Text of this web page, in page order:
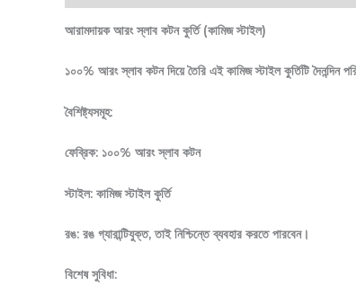
আরামদায়ক আরং স্লাব কটন কুর্তি (কামিজ স্টাইল)
১০০% আরং স্লাব কটন দিয়ে তৈরি এই কামিজ স্টাইল কুর্তিটি
বৈশিষ্ট্যসমূহ:
ফেব্রিক: ১০০% আরং স্লাব কটন
স্টাইল: কামিজ স্টাইল কুর্তি
রঙ: রঙ গ্যারান্টিযুক্ত, তাই নিশ্চিন্তে ব্যবহার করতে পারবেন।
বিশেষ সুবিধা: